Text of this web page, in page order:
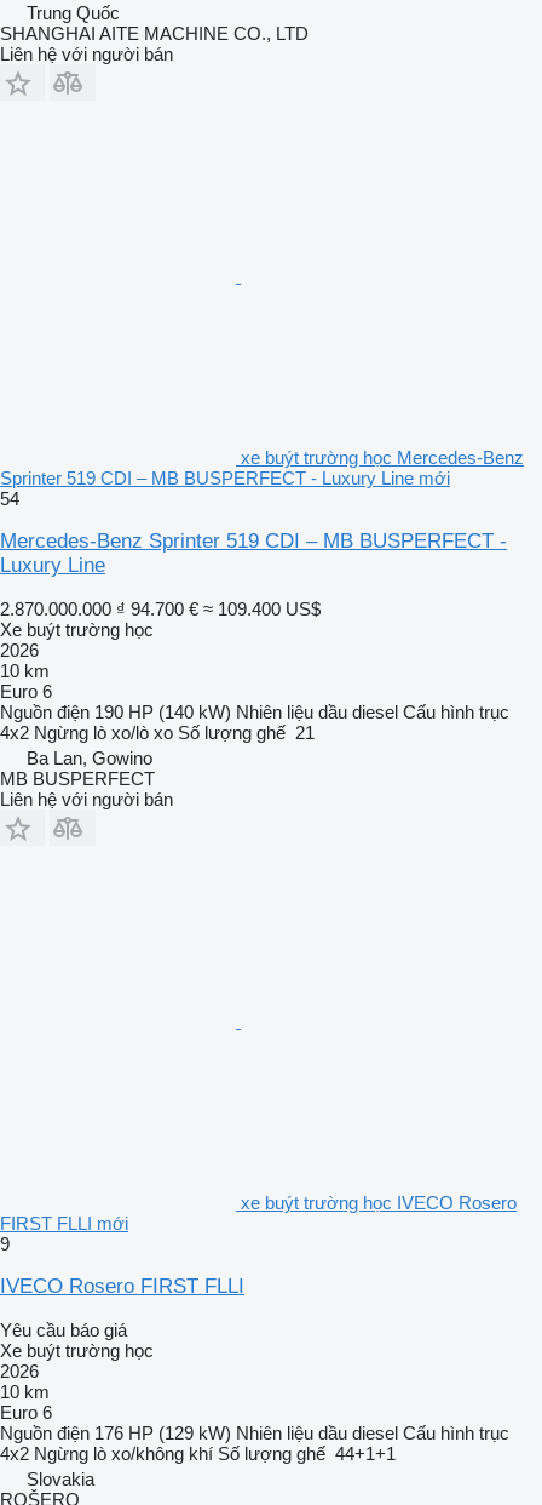
Trung Quốc
SHANGHAI AITE MACHINE CO., LTD
Liên hệ với người bán
xe buýt trường học Mercedes-Benz
Sprinter 519 CDI – MB BUSPERFECT - Luxury Line mới
54
Mercedes-Benz Sprinter 519 CDI – MB BUSPERFECT -
Luxury Line
2.870.000.000 ₫ 94.700 € ≈ 109.400 US$
Xe buýt trường học
2026
10 km
Euro 6
Nguồn điện 190 HP (140 kW) Nhiên liệu dầu diesel Cấu hình trục
4x2 Ngừng lò xo/lò xo Số lượng ghế 21
Ba Lan, Gowino
MB BUSPERFECT
Liên hệ với người bán
xe buýt trường học IVECO Rosero
FIRST FLLI mới
9
IVECO Rosero FIRST FLLI
Yêu cầu báo giá
Xe buýt trường học
2026
10 km
Euro 6
Nguồn điện 176 HP (129 kW) Nhiên liệu dầu diesel Cấu hình trục
4x2 Ngừng lò xo/không khí Số lượng ghế 44+1+1
Slovakia
ROŠERO